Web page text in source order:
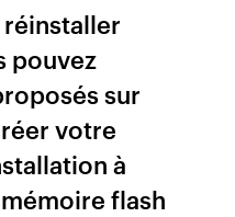
pouvez
sur
votre
à
mémoire flash